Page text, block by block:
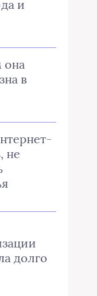
и
она
в
не
долго